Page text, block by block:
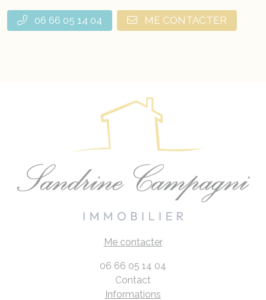
06 66 05 14 04 ME CONTACTER
Me contacter
06 66 05 14 04
Contact
Informations